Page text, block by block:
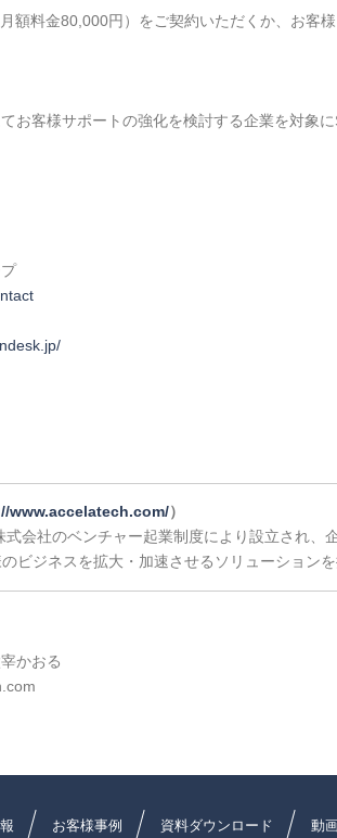
額料金80,000円）をご契約いただくか、お客
お客様サポートの強化を検討する企業を対象
www.accelatech.com/）
会社のベンチャー起業制度により設立され、
ビジネスを拡大・加速させるソリューションを
かおる
お客様事例 資料ダウンロード 動